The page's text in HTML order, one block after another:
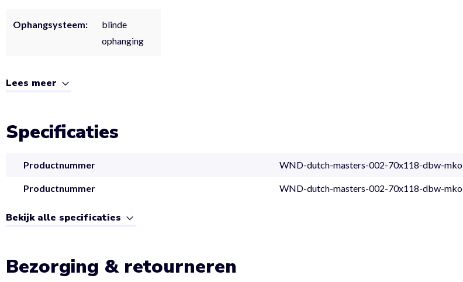
Ophangsysteem:
blinde
ophanging
Lees meer
Specificaties
Productnummer WND-dutch-masters-002-70x118-dbw-mko
Productnummer WND-dutch-masters-002-70x118-dbw-mko
Bekijk alle specificaties
Bezorging & retourneren